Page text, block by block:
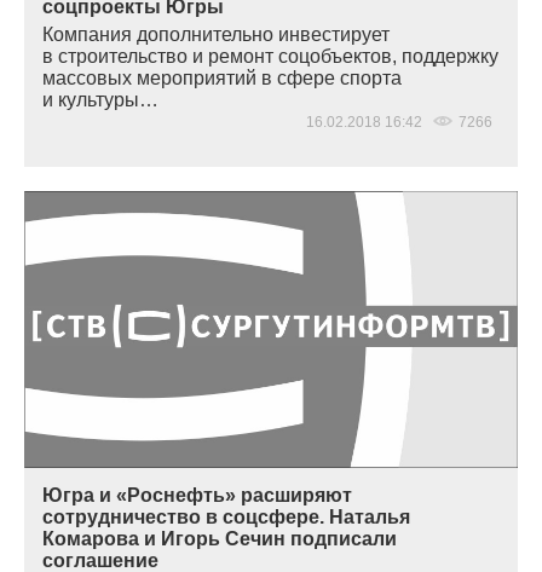
соцпроекты Югры
Компания дополнительно инвестирует
в строительство и ремонт соцобъектов, поддержку
массовых мероприятий в сфере спорта
и культуры…
16.02.2018 16:42 7266
Югра и «Роснефть» расширяют
сотрудничество в соцсфере. Наталья
Комарова и Игорь Сечин подписали
соглашение